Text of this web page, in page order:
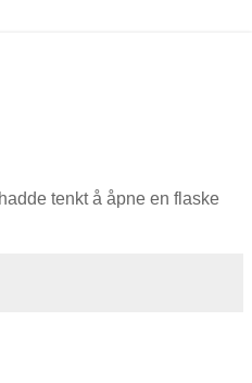
tenkt å åpne en flaske